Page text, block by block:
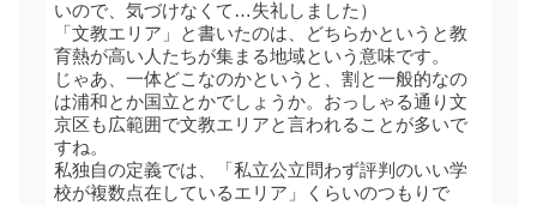
いので、気づけなくて…失礼しました）
「文教エリア」と書いたのは、どちらかというと教
育熱が高い人たちが集まる地域という意味です。
じゃあ、一体どこなのかというと、割と一般的なの
は浦和とか国立とかでしょうか。おっしゃる通り文
京区も広範囲で文教エリアと言われることが多いで
すね。
私独自の定義では、「私立公立問わず評判のいい学
校が複数点在しているエリア」くらいのつもりで